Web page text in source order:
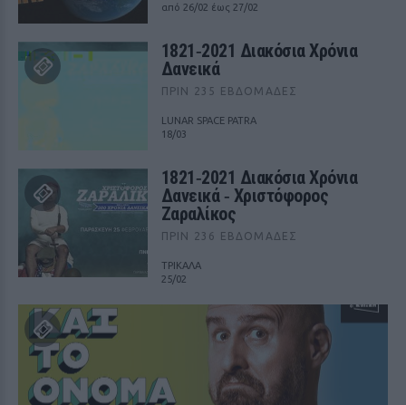
από 26/02 έως 27/02
1821‑2021 Διακόσια Χρόνια
Δανεικά
ΠΡΙΝ 235 ΕΒΔΟΜΆΔΕΣ
LUNAR SPACE PATRA
18/03
1821‑2021 Διακόσια Χρόνια
Δανεικά ‑ Χριστόφορος
Ζαραλίκος
ΠΡΙΝ 236 ΕΒΔΟΜΆΔΕΣ
ΤΡΙΚΑΛΑ
25/02